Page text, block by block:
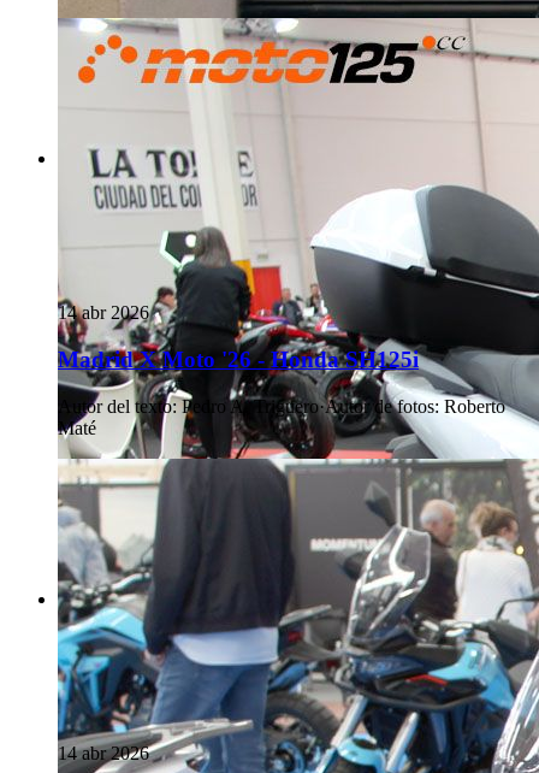
14 abr 2026
Madrid X Moto '26 - Honda SH125i
Autor del texto: Pedro A. Triguero·Autor de fotos: Roberto
Maté
14 abr 2026